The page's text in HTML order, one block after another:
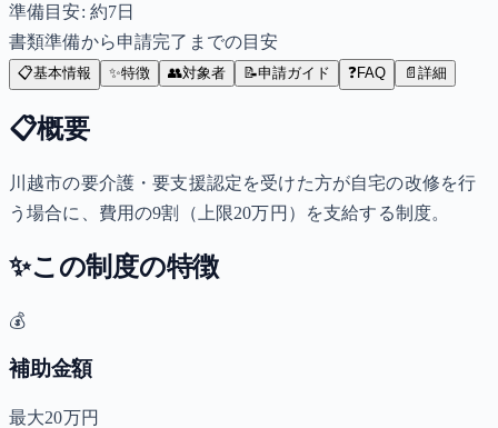
準備目安: 約7日
書類準備から申請完了までの目安
📋基本情報 ✨特徴 👥対象者 📝申請ガイド ❓FAQ 📄 詳細
📋概要
川越市の要介護・要支援認定を受けた方が自宅の改修を行
う場合に、費用の9割（上限20万円）を支給する制度。
✨この制度の特徴
💰
補助金額
最大20万円